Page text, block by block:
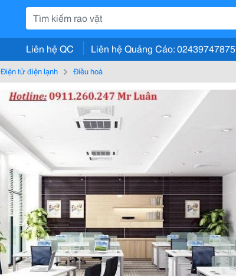
Liên hệ QC Liên hệ Quảng Cáo: 02439747875
Điện tử điện lạnh Điều hoà